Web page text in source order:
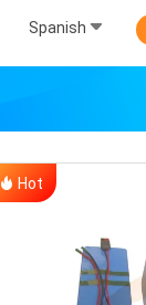
Spanish
Hot